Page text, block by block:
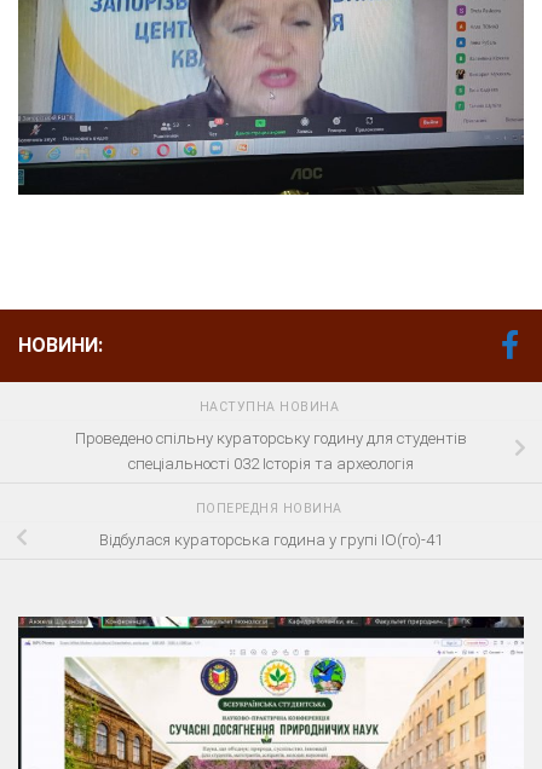
НОВИНИ:
НАСТУПНА НОВИНА
Проведено спільну кураторську годину для студентів
спеціальності 032 Історія та археологія
ПОПЕРЕДНЯ НОВИНА
Відбулася кураторська година у групі ІО(го)-41